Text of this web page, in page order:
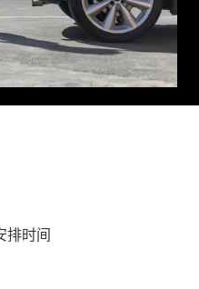
排时间